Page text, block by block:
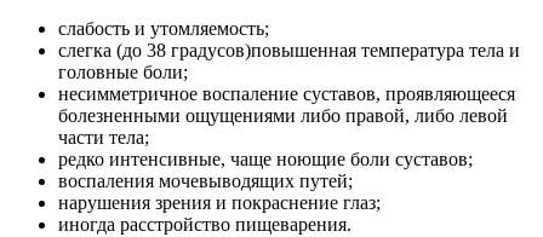
слабость и утомляемость;
слегка (до 38 градусов)повышенная температура тела и
головные боли;
несимметричное воспаление суставов, проявляющееся
болезненными ощущениями либо правой, либо левой
части тела;
редко интенсивные, чаще ноющие боли суставов;
воспаления мочевыводящих путей;
нарушения зрения и покраснение глаз;
иногда расстройство пищеварения.